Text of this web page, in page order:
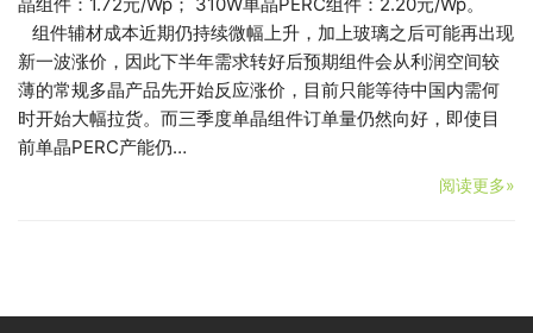
组件辅材成本近期仍持续微幅上升，加上玻璃之后可能再出现
新一波涨价，因此下半年需求转好后预期组件会从利润空间较
薄的常规多晶产品先开始反应涨价，目前只能等待中国内需何
时开始大幅拉货。而三季度单晶组件订单量仍然向好，即使目
前单晶PERC产能仍…
阅读更多»